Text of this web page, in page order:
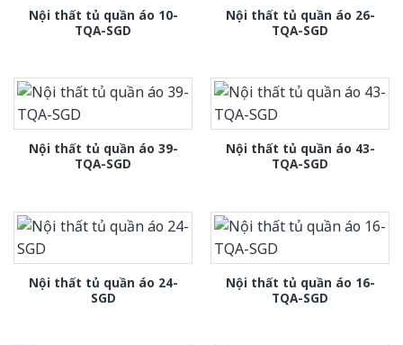
Nội thất tủ quần áo 10-
TQA-SGD
Nội thất tủ quần áo 26-
TQA-SGD
Nội thất tủ quần áo 39-
TQA-SGD
Nội thất tủ quần áo 43-
TQA-SGD
Nội thất tủ quần áo 24-
SGD
Nội thất tủ quần áo 16-
TQA-SGD